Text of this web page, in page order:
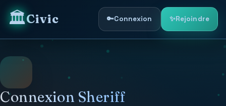
🏛️Civic 🔑Connexion ✨Rejoindre
Connexion Sheriff